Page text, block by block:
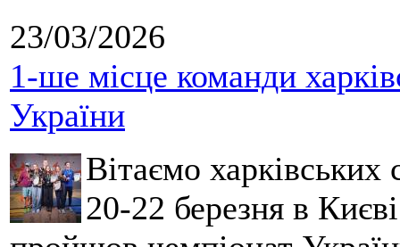
23/03/2026
1-ше місце команди
України
Вітаємо
20-22 березня в